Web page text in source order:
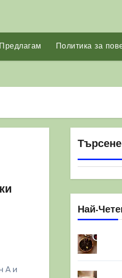
Предлагам Политика за
А и
Най-